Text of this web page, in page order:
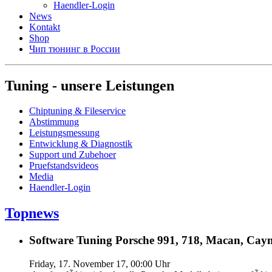
Haendler-Login
News
Kontakt
Shop
Чип тюнинг в России
Tuning - unsere Leistungen
Chiptuning & Fileservice
Abstimmung
Leistungsmessung
Entwicklung & Diagnostik
Support und Zubehoer
Pruefstandsvideos
Media
Haendler-Login
Topnews
Software Tuning Porsche 991, 718, Macan,
Friday, 17. November 17, 00:00 Uhr